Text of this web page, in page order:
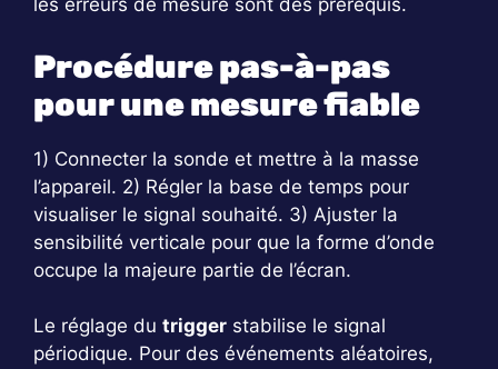
les erreurs de mesure sont des prérequis.
Procédure pas-à-pas
pour une mesure fiable
1) Connecter la sonde et mettre à la masse
l’appareil. 2) Régler la base de temps pour
visualiser le signal souhaité. 3) Ajuster la
sensibilité verticale pour que la forme d’onde
occupe la majeure partie de l’écran.
Le réglage du trigger stabilise le signal
périodique. Pour des événements aléatoires,